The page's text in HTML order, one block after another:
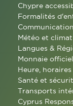
Chypre
Formalités
Météo et climat
Langues &
Monnaie
Heure,
Santé et
Transports
Cyprus